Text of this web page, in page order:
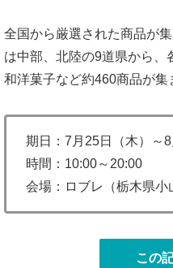
全国から厳選された商品が
は中部、北陸の9道県から、
和洋菓子など約460商品が集
期日：7月25日（木）～8
時間：10:00～20:00
会場：ロブレ（栃木県小
この